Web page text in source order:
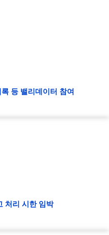
등 밸리데이터 참여
처리 시한 임박